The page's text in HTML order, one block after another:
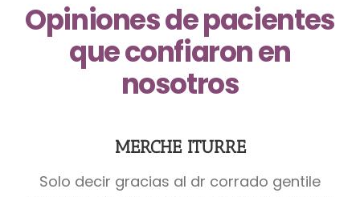
Opiniones de pacientes
que confiaron en
nosotros
MERCHE ITURRE
Solo decir gracias al dr corrado gentile